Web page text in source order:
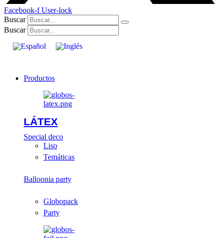
Facebook-f User-lock
Buscar
Buscar
Productos
LÁTEX
Special deco
Liso
Temáticas
Balloonia party
Globopack
Party